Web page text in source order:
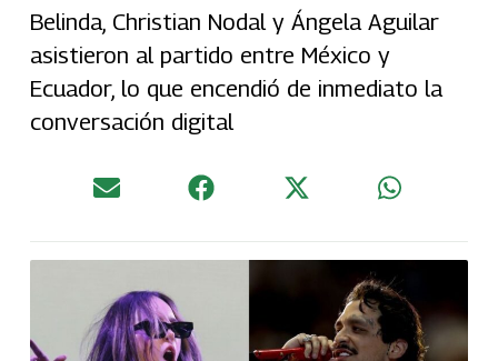
Belinda, Christian Nodal y Ángela Aguilar
asistieron al partido entre México y
Ecuador, lo que encendió de inmediato la
conversación digital